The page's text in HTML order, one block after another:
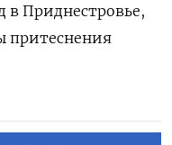
в Приднестровье,
притеснения